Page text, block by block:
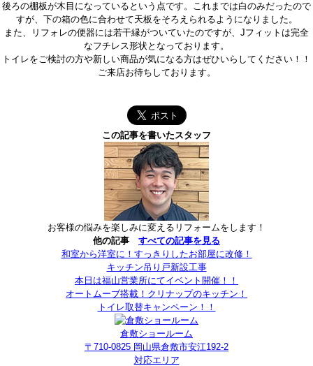
後ろの棚板が木目になっているという点です。これまでは白のみだったので
すが、下の箱の色に合わせて天板をそろえられるようになりました。
また、リフォレの便器には若干縁がついていたのですが、Jフィットは完全
なフチレス形状となっております。
トイレをご検討の方や新しい商品が気になる方はぜひいらしてください！！
ご来店お待ちしております。
この記事を書いたスタッフ
お客様の悩みを楽しみに変えるリフォームをします！
他の記事 すべての記事を見る
和室から洋室に！すっきりしたお部屋に改修！
キッチン吊り戸新設工事
本日は福山営業所にてイベント開催！！
オートムーブ搭載！クリナップのキッチン！
トイレ取替キャンペーン！！
倉敷ショールーム
〒710-0825 岡山県倉敷市安江192-2
対応エリア